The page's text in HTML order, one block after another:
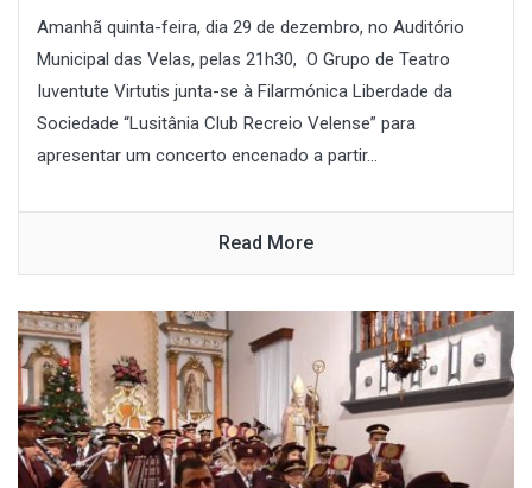
Amanhã quinta-feira, dia 29 de dezembro, no Auditório
Municipal das Velas, pelas 21h30, O Grupo de Teatro
Iuventute Virtutis junta-se à Filarmónica Liberdade da
Sociedade “Lusitânia Club Recreio Velense” para
apresentar um concerto encenado a partir...
Read More